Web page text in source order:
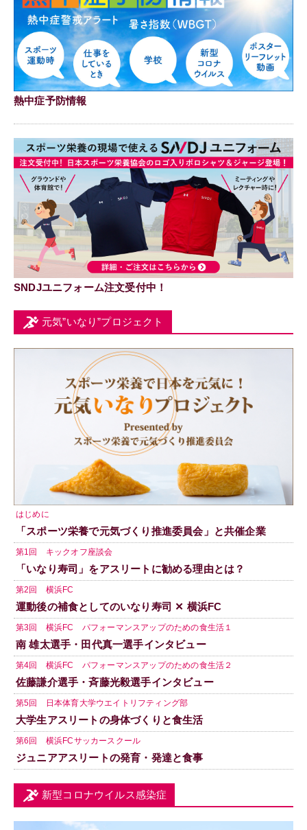
熱中症予防情報
SNDJユニフォーム注文受付中！
元気”いなり”プロジェクト
はじめに
「スポーツ栄養で元気づくり推進委員会」と共催企業
第1回 キックオフ座談会
「いなり寿司」をアスリートに勧める理由とは？
第2回 横浜FC
運動後の補食としてのいなり寿司 ✕ 横浜FC
第3回 横浜FC パフォーマンスアップのための食生活１
南 雄太選手・田代真一選手インタビュー
第4回 横浜FC パフォーマンスアップのための食生活２
佐藤謙介選手・斉藤光毅選手インタビュー
第5回 日本体育大学ウエイトリフティング部
大学生アスリートの身体づくりと食生活
第6回 横浜FCサッカースクール
ジュニアアスリートの発育・発達と食事
新型コロナウイルス感染症